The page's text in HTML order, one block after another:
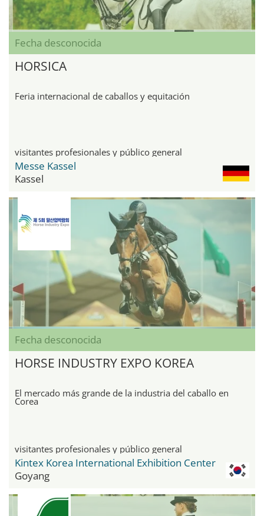
Fecha desconocida
HORSICA
Feria internacional de caballos y equitación
visitantes profesionales y público general
Messe Kassel
Kassel
Fecha desconocida
HORSE INDUSTRY EXPO KOREA
El mercado más grande de la industria del caballo en
Corea
visitantes profesionales y público general
Kintex Korea International Exhibition Center
Goyang